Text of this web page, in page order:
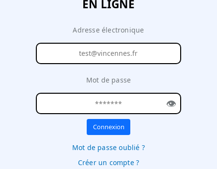
EN LIGNE
Adresse électronique
Mot de passe
👁
Connexion
Mot de passe oublié ?
Créer un compte ?